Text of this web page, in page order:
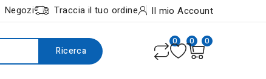
Negozi Traccia il tuo ordine Il mio Account
Ricerca
0 0 0